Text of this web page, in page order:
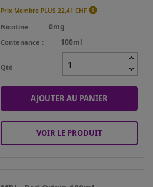
Prix Membre PLUS22,41 CHF 
Nicotine 0mg
Contenance 100ml
Qté
AJOUTER AU PANIER
VOIR LE PRODUIT